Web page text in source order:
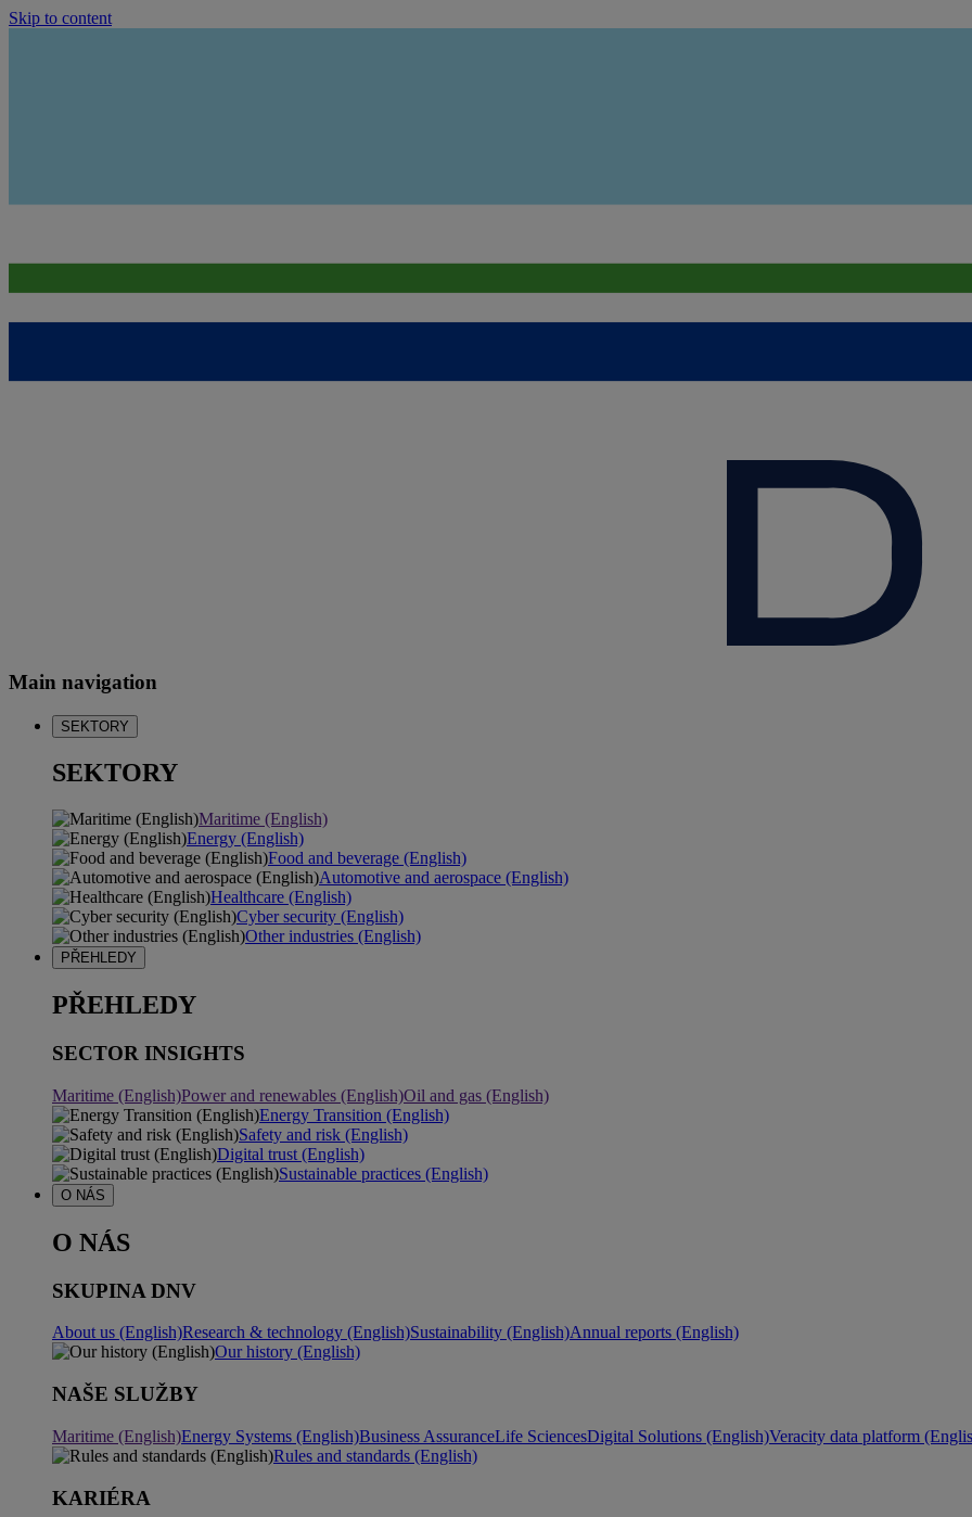
Skip to content
Main navigation
SEKTORY
SEKTORY
Maritime (English)
Energy (English)
Food and beverage (English)
Automotive and aerospace (English)
Healthcare (English)
Cyber security (English)
Other industries (English)
PŘEHLEDY
PŘEHLEDY
SECTOR INSIGHTS
Maritime (English)Power and renewables (English)Oil and gas (English)
Energy Transition (English)
Safety and risk (English)
Digital trust (English)
Sustainable practices (English)
O NÁS
O NÁS
SKUPINA DNV
About us (English)Research & technology (English)Sustainability (English)Annual reports (English)
Our history (English)
NAŠE SLUŽBY
Maritime (English)Energy Systems (English)Business AssuranceLife SciencesDigital Solutions (English)Veracity data platform
Rules and standards (English)
KARIÉRA